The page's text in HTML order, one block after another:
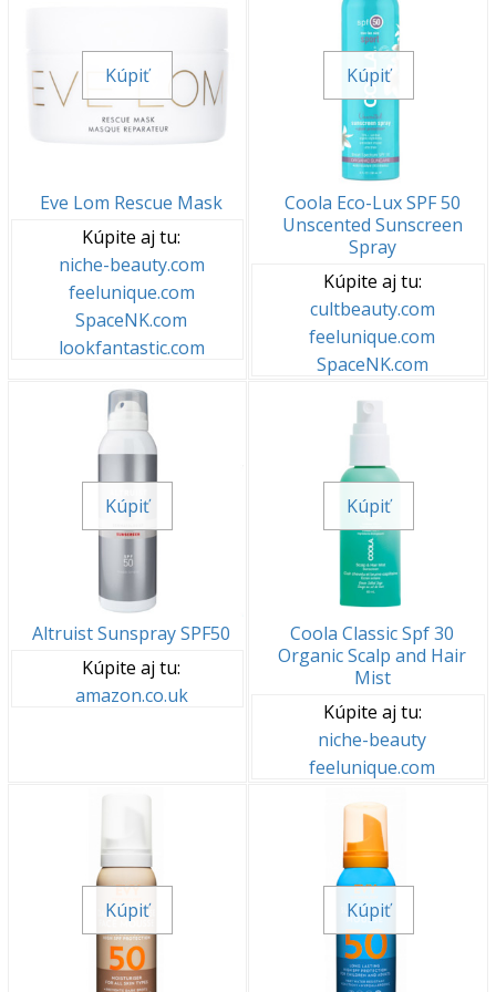
Kúpiť
Eve Lom Rescue Mask
Kúpite aj tu:
niche-beauty.com
feelunique.com
SpaceNK.com
lookfantastic.com
Kúpiť
Coola Eco-Lux SPF 50
Unscented Sunscreen
Spray
Kúpite aj tu:
cultbeauty.com
feelunique.com
SpaceNK.com
Kúpiť
Altruist Sunspray SPF50
Kúpite aj tu:
amazon.co.uk
Kúpiť
Coola Classic Spf 30
Organic Scalp and Hair
Mist
Kúpite aj tu:
niche-beauty
feelunique.com
Kúpiť Kúpiť